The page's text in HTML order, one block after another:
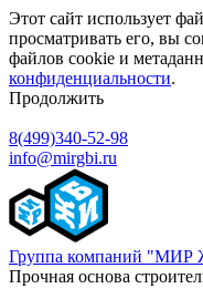
Этот сайт использует
просматривать его, вы
файлов cookie и
конфиденциальности.
Продолжить
8(499)340-52-98
info@mirgbi.ru
Группа компаний
Прочная основа